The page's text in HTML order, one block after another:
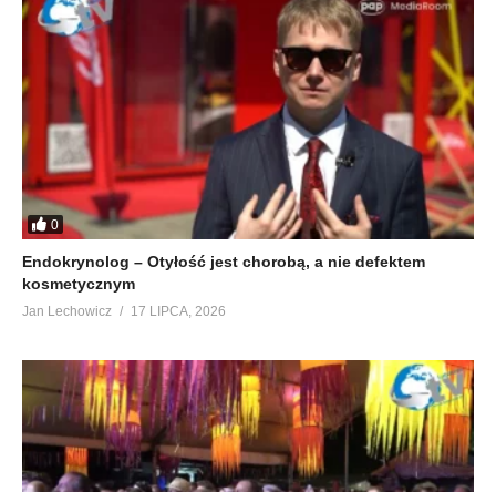
0
Endokrynolog – Otyłość jest chorobą, a nie defektem
kosmetycznym
Jan Lechowicz 17 LIPCA, 2026